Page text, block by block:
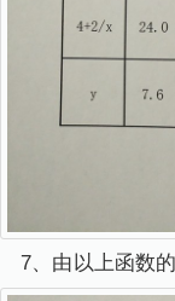
7、由以上函数